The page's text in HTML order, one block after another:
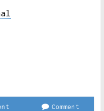
Comment